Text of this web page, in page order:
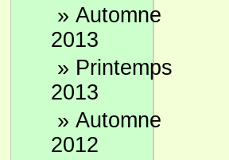
» Automne
2013
» Printemps
2013
» Automne
2012